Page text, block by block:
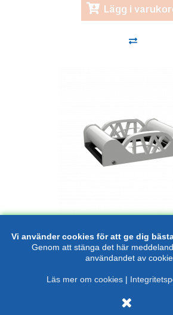
Lägg i
Hållare för
239 krexkl.
Beställningsvara
Vi använder cookies för att ge dig
Genom att stänga det här
användandet av
Läs mer om cookies|